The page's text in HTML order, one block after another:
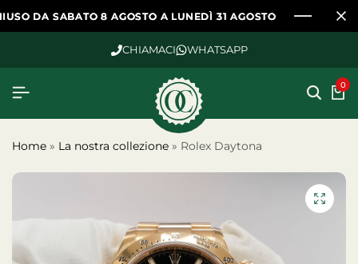
8 AGOSTO A LUNEDÌ 31 AGOSTO
8 AGOSTO A LUNEDÌ 31 AGOSTO
8 AGOSTO A LUNEDÌ 31 AGOSTO
CHIAMACI WHATSAPP
0
Home » La nostra collezione » Rolex Daytona